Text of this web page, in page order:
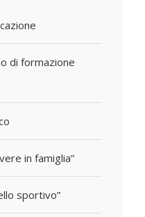
di formazione
in famiglia”
sportivo”